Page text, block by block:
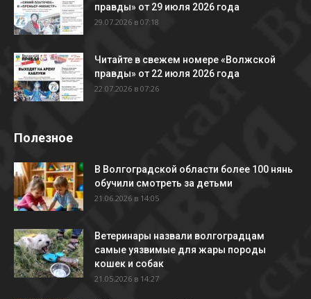
правды» от 29 июля 2026 года
29.07.2026 в 07:18
Читайте в свежем номере «Волжской
правды» от 22 июля 2026 года
22.07.2026 в 07:26
Полезное
В Волгоградской области более 100 нянь
обучили смотреть за детьми
21.06.2026 в 14:05
Ветеринары назвали волгоградцам
самые уязвимые для жары породы
кошек и собак
21.05.2026 в 14:27